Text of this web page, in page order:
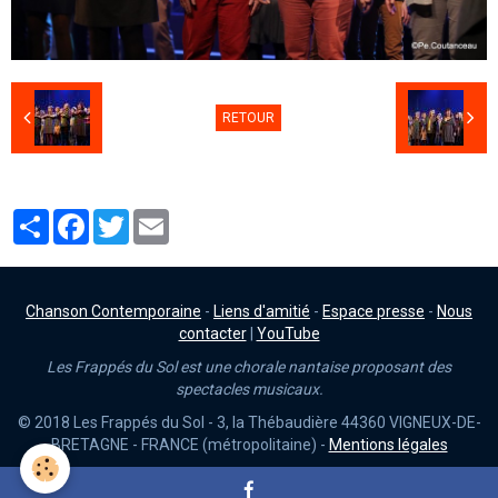
RETOUR
PartagerFacebook
Twitter
Chanson Contemporaine - Liens d'amitié - Espace presse - Nous
contacter| YouTube
Les Frappés du Sol est une chorale nantaise proposant des
spectacles musicaux.
© 2018 Les Frappés du Sol - 3, la Thébaudière 44360 VIGNEUX-DE-
BRETAGNE - FRANCE (métropolitaine) - Mentions légales